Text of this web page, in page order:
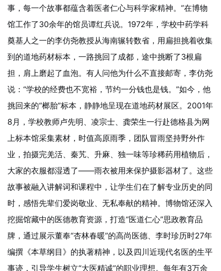
事，每一个故事都蕴含着医者仁心与科学家精神。”在博物
馆工作了30余年的馆员谭红兵说。1972年，学校中药学科
奠基人之一的李仿尧教授从海南辗转数省，用扁担挑着收集
到的道地药材标本，一路挑回了成都，途中挑断了3根扁
担，肩上磨起了血泡。有人问他为什么不直接邮寄，李仿尧
说：“学校的经费也不宽裕，节约一分钱也是钱。”如今，他
挑回来的“榔胎”标本，静静地呈现在道地药材展区。2001年
8月，学校教师卢先明、凌宗士、龚荣生一行赴德格县为网
上标本馆采集素材，时值高原雨季，团队冒雨坚持野外作
业，拍摄完羌活、秦艽、升麻、独一味等珍稀药用植物后，
大家的衣服都湿透了——雨衣被用来保护摄影器材了。这些
故事被融入讲解词和课程中，让学生们在了解专业历史的同
时，感悟先辈们爱岗敬业、无私奉献的精神。博物馆还深入
挖掘馆藏中的医德教育资源，打造“医道仁心”思政教育品
牌，通过展示董奉“杏林春暖”的高尚医德、李时珍历时27年
编撰《本草纲目》的执著精神，以及四川近现代名医的生平
事迹，引导学生树立“大医精诚”的职业理想。每年有3万余